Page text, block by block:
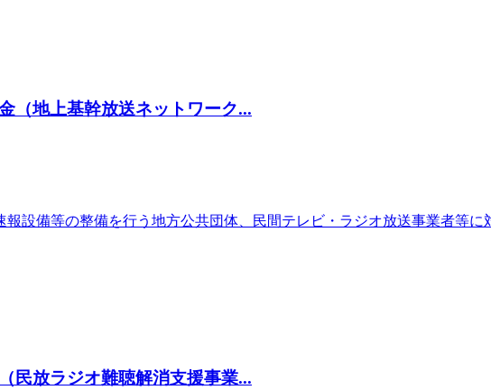
（地上基幹放送ネットワーク...
設備等の整備を行う地方公共団体、民間テレビ・ラジオ放送事業者等
民放ラジオ難聴解消支援事業...